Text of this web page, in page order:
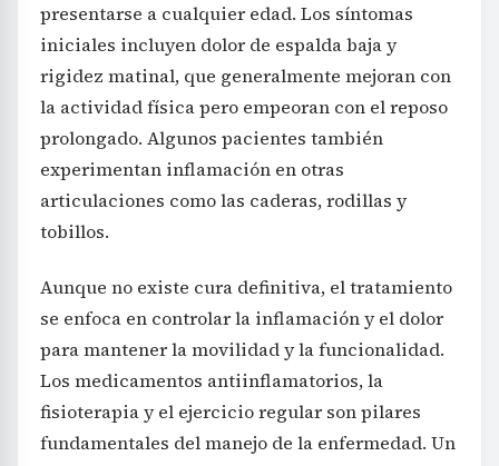
presentarse a cualquier edad. Los síntomas
iniciales incluyen dolor de espalda baja y
rigidez matinal, que generalmente mejoran con
la actividad física pero empeoran con el reposo
prolongado. Algunos pacientes también
experimentan inflamación en otras
articulaciones como las caderas, rodillas y
tobillos.
Aunque no existe cura definitiva, el tratamiento
se enfoca en controlar la inflamación y el dolor
para mantener la movilidad y la funcionalidad.
Los medicamentos antiinflamatorios, la
fisioterapia y el ejercicio regular son pilares
fundamentales del manejo de la enfermedad. Un